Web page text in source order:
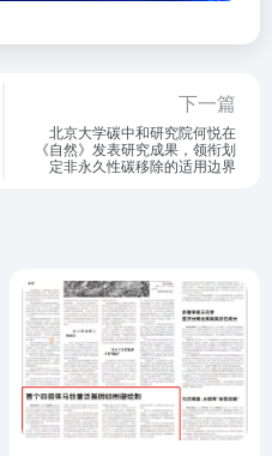
下一篇
北京大学碳中和研究院何悦在
《自然》发表研究成果，领衔划
定非永久性碳移除的适用边界